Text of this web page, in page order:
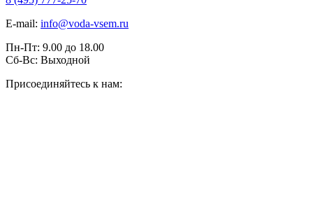
E-mail: info@voda-vsem.ru
Пн-Пт: 9.00 до 18.00
Сб-Вс: Выходной
Присоединяйтесь к нам: